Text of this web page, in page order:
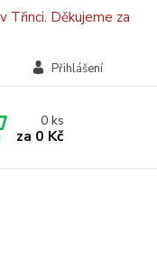
Třinci. Děkujeme za
Přihlášení
0ks
za 0 Kč